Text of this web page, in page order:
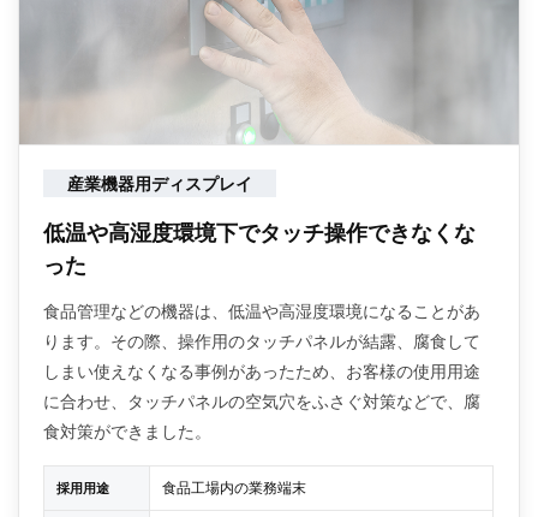
産業機器用ディスプレイ
低温や高湿度環境下でタッチ操作できなくな
った
食品管理などの機器は、低温や高湿度環境になることがあ
ります。その際、操作用のタッチパネルが結露、腐食して
しまい使えなくなる事例があったため、お客様の使用用途
に合わせ、タッチパネルの空気穴をふさぐ対策などで、腐
食対策ができました。
採用用途 食品工場内の業務端末